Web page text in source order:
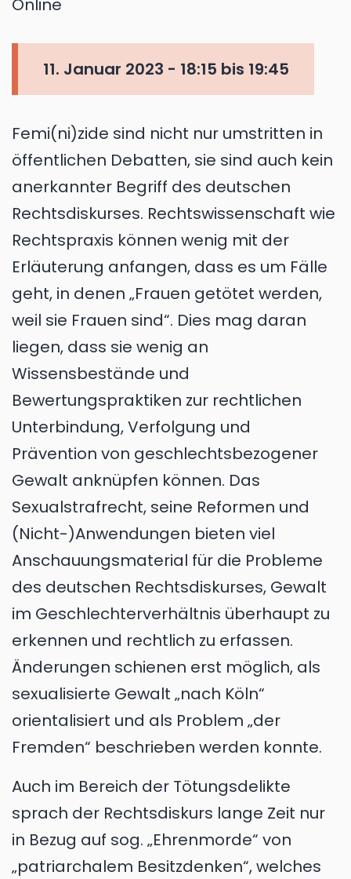
Online
11. Januar 2023 - 18:15 bis 19:45
Femi(ni)zide sind nicht nur umstritten in
öffentlichen Debatten, sie sind auch kein
anerkannter Begriff des deutschen
Rechtsdiskurses. Rechtswissenschaft wie
Rechtspraxis können wenig mit der
Erläuterung anfangen, dass es um Fälle
geht, in denen „Frauen getötet werden,
weil sie Frauen sind“. Dies mag daran
liegen, dass sie wenig an
Wissensbestände und
Bewertungspraktiken zur rechtlichen
Unterbindung, Verfolgung und
Prävention von geschlechtsbezogener
Gewalt anknüpfen können. Das
Sexualstrafrecht, seine Reformen und
(Nicht-)Anwendungen bieten viel
Anschauungsmaterial für die Probleme
des deutschen Rechtsdiskurses, Gewalt
im Geschlechterverhältnis überhaupt zu
erkennen und rechtlich zu erfassen.
Änderungen schienen erst möglich, als
sexualisierte Gewalt „nach Köln“
orientalisiert und als Problem „der
Fremden“ beschrieben werden konnte.
Auch im Bereich der Tötungsdelikte
sprach der Rechtsdiskurs lange Zeit nur
in Bezug auf sog. „Ehrenmorde“ von
„patriarchalem Besitzdenken“, welches